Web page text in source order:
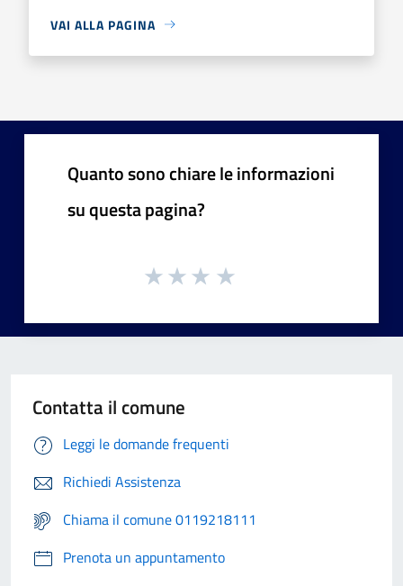
VAI ALLA PAGINA
Quanto sono chiare le informazioni
su questa pagina?
Contatta il comune
Leggi le domande frequenti
Richiedi Assistenza
Chiama il comune 0119218111
Prenota un appuntamento